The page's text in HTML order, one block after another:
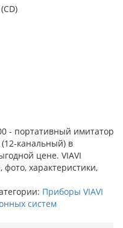
- портативный имитатор
канальный) в
цене. VIAVI
фото, характеристики,
Приборы VIAVI
систем